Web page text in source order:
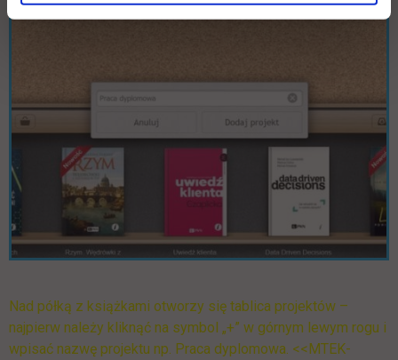
Nad półką z książkami otworzy się tablica projektów –
najpierw należy kliknąć na symbol „+” w górnym lewym rogu i
wpisać nazwę projektu np. Praca dyplomowa. <<MTEK-